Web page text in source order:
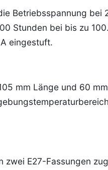
Betriebsspannung bei
Stunden bei bis zu
eingestuft.
mm Länge und 60
zwei E27-Fassungen